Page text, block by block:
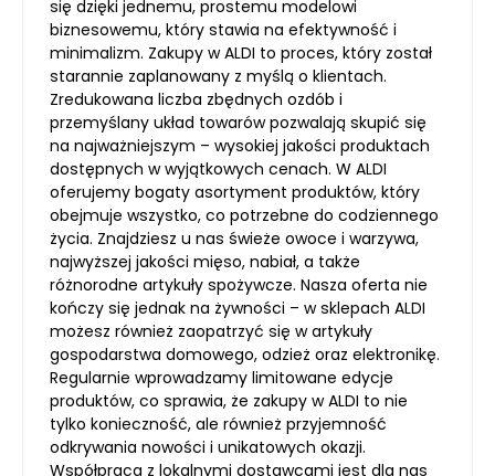
się dzięki jednemu, prostemu modelowi
biznesowemu, który stawia na efektywność i
minimalizm. Zakupy w ALDI to proces, który został
starannie zaplanowany z myślą o klientach.
Zredukowana liczba zbędnych ozdób i
przemyślany układ towarów pozwalają skupić się
na najważniejszym – wysokiej jakości produktach
dostępnych w wyjątkowych cenach. W ALDI
oferujemy bogaty asortyment produktów, który
obejmuje wszystko, co potrzebne do codziennego
życia. Znajdziesz u nas świeże owoce i warzywa,
najwyższej jakości mięso, nabiał, a także
różnorodne artykuły spożywcze. Nasza oferta nie
kończy się jednak na żywności – w sklepach ALDI
możesz również zaopatrzyć się w artykuły
gospodarstwa domowego, odzież oraz elektronikę.
Regularnie wprowadzamy limitowane edycje
produktów, co sprawia, że zakupy w ALDI to nie
tylko konieczność, ale również przyjemność
odkrywania nowości i unikatowych okazji.
Współpraca z lokalnymi dostawcami jest dla nas